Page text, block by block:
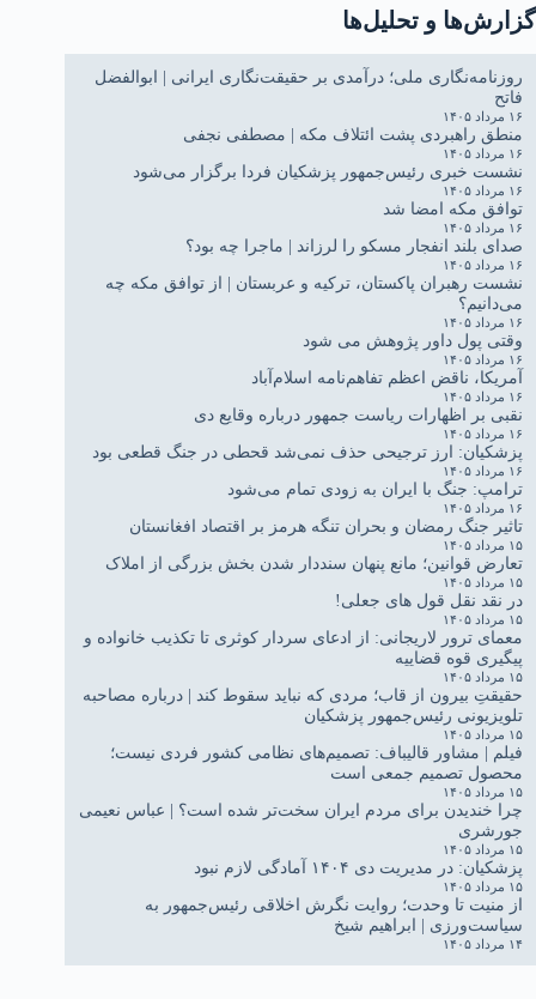
گزارش‌ها و تحلیل‌ها
روزنامه‌نگاری ملی؛ درآمدی بر حقیقت‌نگاری ایرانی | ابوالفضل
فاتح
۱۶ مرداد ۱۴۰۵
منطق راهبردی پشت ائتلاف مکه | مصطفی نجفی
۱۶ مرداد ۱۴۰۵
نشست خبری رئیس‌جمهور پزشکیان فردا برگزار می‌شود
۱۶ مرداد ۱۴۰۵
توافق مکه امضا شد
۱۶ مرداد ۱۴۰۵
صدای بلند انفجار مسکو را لرزاند | ماجرا چه بود؟
۱۶ مرداد ۱۴۰۵
نشست رهبران پاکستان، ترکیه و عربستان | از توافق مکه چه
می‌دانیم؟
۱۶ مرداد ۱۴۰۵
وقتی پول داور پژوهش می شود
۱۶ مرداد ۱۴۰۵
آمریکا، ناقض اعظم تفاهم‌نامه اسلام‌آباد
۱۶ مرداد ۱۴۰۵
نقبی بر اظهارات ریاست جمهور درباره وقایع دی
۱۶ مرداد ۱۴۰۵
پزشکیان: ارز ترجیحی حذف نمی‌شد قحطی در جنگ قطعی بود
۱۶ مرداد ۱۴۰۵
ترامپ: جنگ با ایران به زودی تمام می‌شود
۱۶ مرداد ۱۴۰۵
تاثیر جنگ رمضان و بحران تنگه هرمز بر اقتصاد افغانستان
۱۵ مرداد ۱۴۰۵
تعارض قوانین؛ مانع پنهان سنددار شدن بخش بزرگی از املاک
۱۵ مرداد ۱۴۰۵
در نقد نقل قول های جعلی!
۱۵ مرداد ۱۴۰۵
معمای ترور لاریجانی: از ادعای سردار کوثری تا تکذیب خانواده و
پیگیری قوه قضاییه
۱۵ مرداد ۱۴۰۵
حقیقتِ بیرون از قاب؛ مردی که نباید سقوط کند | درباره مصاحبه
تلویزیونی رئیس‌جمهور پزشکیان
۱۵ مرداد ۱۴۰۵
فیلم | مشاور قالیباف: تصمیم‌های نظامی کشور فردی نیست؛
محصول تصمیم جمعی است
۱۵ مرداد ۱۴۰۵
چرا خندیدن برای مردم ایران سخت‌تر شده است؟ | عباس نعیمی
جورشری
۱۵ مرداد ۱۴۰۵
پزشکیان: در مدیریت دی ۱۴۰۴ آمادگی لازم نبود
۱۵ مرداد ۱۴۰۵
از منیت تا وحدت؛ روایت نگرش اخلاقی رئیس‌جمهور به
سیاست‌ورزی | ابراهیم شیخ
۱۴ مرداد ۱۴۰۵